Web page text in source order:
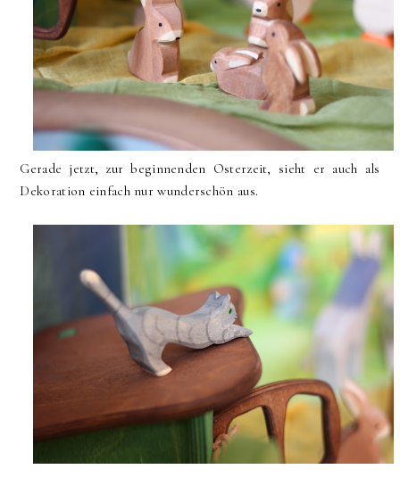
Gerade jetzt, zur beginnenden Osterzeit, sieht er auch als
Dekoration einfach nur wunderschön aus.